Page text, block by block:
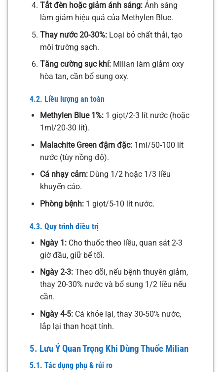
Tắt đèn hoặc giảm ánh sáng:Ánh sáng
làm giảm hiệu quả của Methylen Blue.
Thay nước 20-30%:Loại bỏ chất thải, tạo
môi trường sạch.
Tăng cường sục khí:Milian làm giảm oxy
hòa tan, cần bổ sung oxy.
4.2. Liều lượng an toàn
Methylen Blue 1%:1 giọt/2-3 lít nước (hoặc
1ml/20-30 lít).
Malachite Green đậm đặc:1ml/50-100 lít
nước (tùy nồng độ).
Cá nhạy cảm:Dùng 1/2 hoặc 1/3 liều
khuyến cáo.
Phòng bệnh:1 giọt/5-10 lít nước.
4.3. Quy trình điều trị
Ngày 1:Cho thuốc theo liều, quan sát 2-3
giờ đầu, giữ bể tối.
Ngày 2-3:Theo dõi, nếu bệnh thuyên giảm,
thay 20-30% nước và bổ sung 1/2 liều nếu
cần.
Ngày 4-5:Cá khỏe lại, thay 30-50% nước,
lắp lại than hoạt tính.
5. Lưu Ý Quan Trọng Khi Dùng Thuốc Milian
5.1. Tác dụng phụ & rủi ro